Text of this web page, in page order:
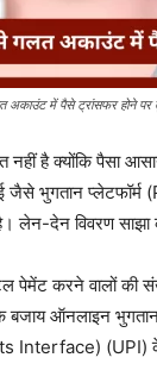
में पैसे ट्रांसफर होने पर
नहीं है क्योंकि पैसा
जैसे भुगतान
देन विवरण साझा
पेमेंट करने वालों की
बजाय ऑनलाइन
Interface) (UPI)